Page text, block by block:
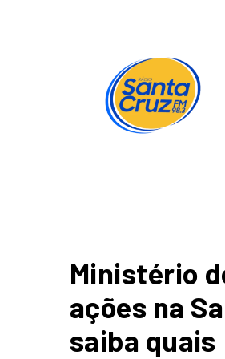
Ministério
ações na
saiba quais